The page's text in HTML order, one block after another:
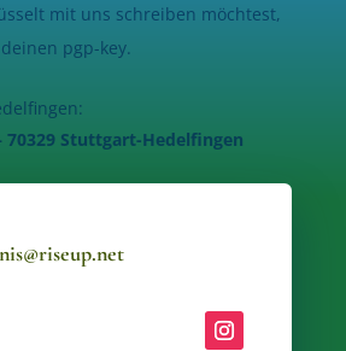
mit uns schreiben möchtest,
pgp-key.
70329 Stuttgart-Hedelfingen